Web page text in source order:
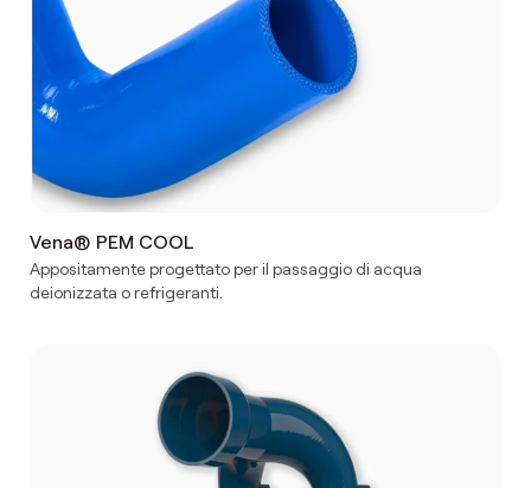
Vena® PEM COOL
Appositamente progettato per il passaggio di acqua
deionizzata o refrigeranti.